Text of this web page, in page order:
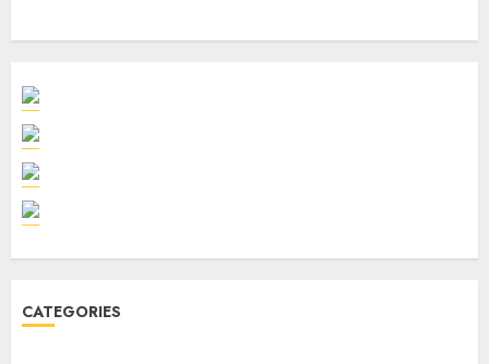
CATEGORIES